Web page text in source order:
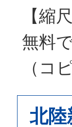
【縮
無料
（コ
北陸